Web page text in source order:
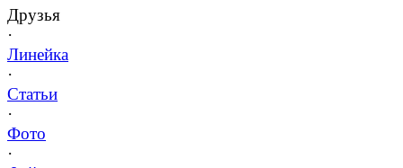
Друзья
·
Линейка
·
Статьи
·
Фото
·